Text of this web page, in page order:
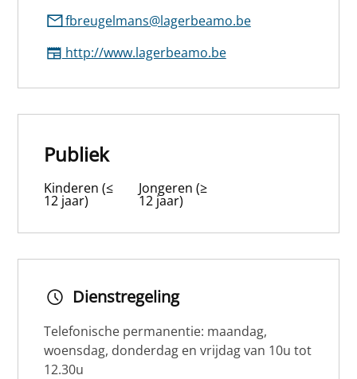
fbreugelmans@lagerbeamo.be
http://www.lagerbeamo.be
Publiek
Kinderen (≤
12 jaar)
Jongeren (≥
12 jaar)
Dienstregeling
Telefonische permanentie: maandag,
woensdag, donderdag en vrijdag van 10u tot
12.30u